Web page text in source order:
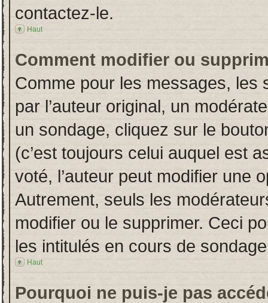
contactez-le.
Haut
Comment modifier ou
Comme pour les messages, les
par l’auteur original, un
un sondage, cliquez sur le
(c’est toujours celui auquel est
voté, l’auteur peut modifier une
Autrement, seuls les
modifier ou le supprimer. Ceci
les intitulés en cours de
Haut
Pourquoi ne puis-je pas